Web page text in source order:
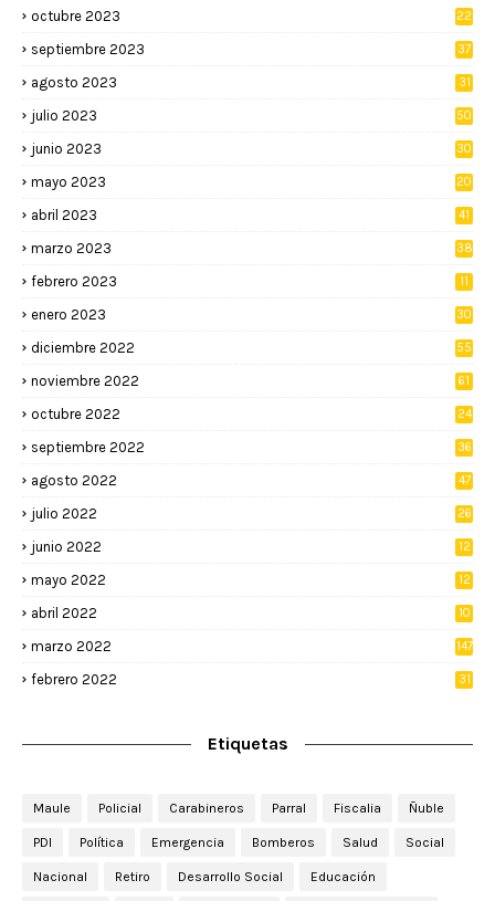
octubre 2023 22
septiembre 2023 37
agosto 2023 31
julio 2023 50
junio 2023 30
mayo 2023 20
abril 2023 41
marzo 2023 38
febrero 2023 11
enero 2023 30
diciembre 2022 55
noviembre 2022 61
octubre 2022 24
septiembre 2022 36
agosto 2022 47
julio 2022 26
junio 2022
12
mayo 2022
12
abril 2022
10
marzo 2022 147
febrero 2022 31
Etiquetas
Maule Policial Carabineros Parral Fiscalia Ñuble
PDI Política Emergencia Bomberos Salud Social
Nacional Retiro Desarrollo Social Educación